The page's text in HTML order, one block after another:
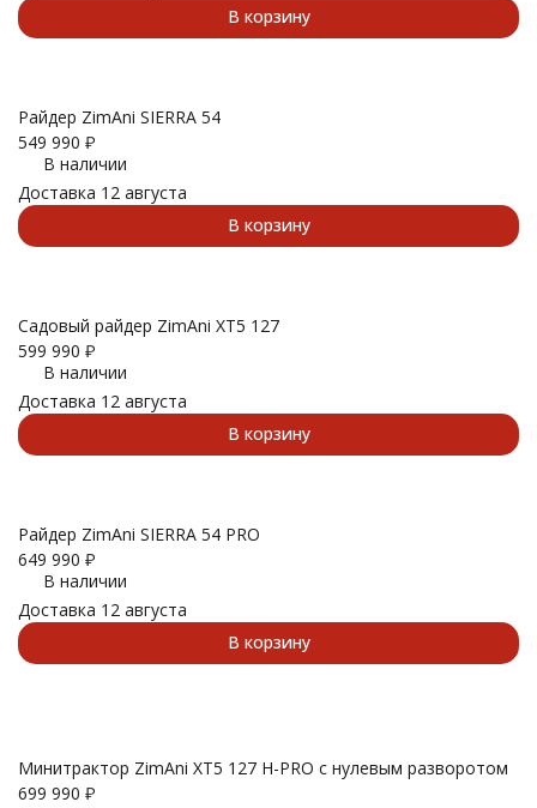
В корзину
Райдер ZimAni SIERRA 54
549 990 ₽
В наличии
Доставка 12 августа
В корзину
Садовый райдер ZimAni XT5 127
599 990 ₽
В наличии
Доставка 12 августа
В корзину
Райдер ZimAni SIERRA 54 PRO
649 990 ₽
В наличии
Доставка 12 августа
В корзину
Минитрактор ZimAni XT5 127 H-PRO с нулевым разворотом
699 990 ₽